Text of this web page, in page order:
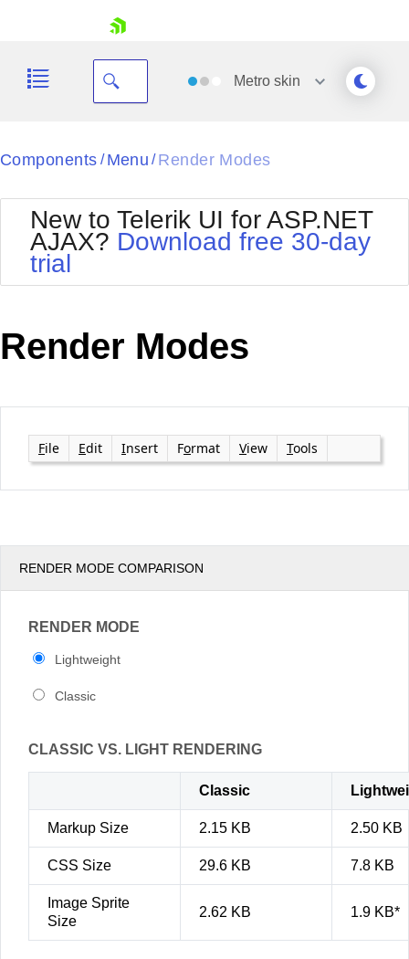
Your Account
Request Trial
Metroskin
Black
BlackMetroTouch
Bootstrap
Default
MetroTouch
Office2007
Office2010Black
Office2010Silver
Outlook
WebBlue
Windows7
Components / Menu / Render Modes
New to Telerik UI for ASP.NET
AJAX? Download free 30-day
trial
Render Modes
File Edit Insert Format View Tools
RENDER MODE COMPARISON
RENDER MODE
Lightweight
Classic
CLASSIC VS. LIGHT RENDERING
Classic
Markup Size 2.15 KB 2.50 KB
CSS Size 29.6 KB 7.8 KB
Image Sprite
Size
2.62 KB 1.9 KB*